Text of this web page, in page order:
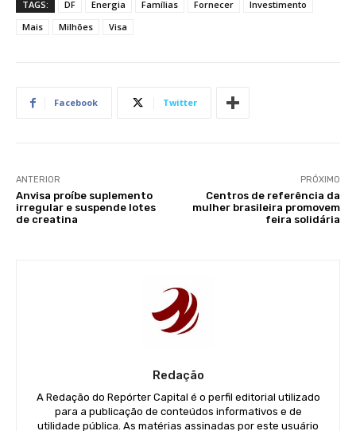
TAGS: DF Energia Famílias Fornecer
Investimento
Mais
Milhões Visa
Facebook Twitter
ANTERIOR
Anvisa proíbe suplemento
irregular e suspende lotes
de creatina
PRÓXIMO
Centros de referência da
mulher brasileira promovem
feira solidária
Redação
A Redação do Repórter Capital é o perfil editorial utilizado
para a publicação de conteúdos informativos e de
utilidade pública. As matérias assinadas por este usuário